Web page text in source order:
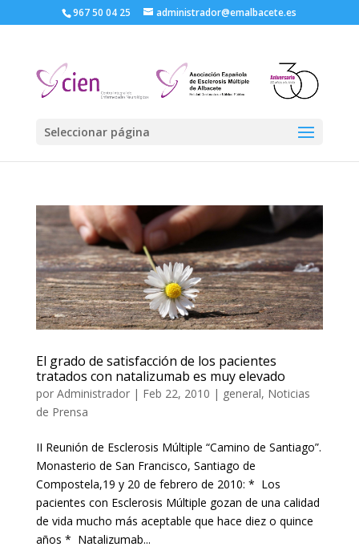
967 50 04 25 administrador@emalbacete.es
Seleccionar página
El grado de satisfacción de los pacientes
tratados con natalizumab es muy elevado
por Administrador| Feb 22, 2010 | general, Noticias
de Prensa
II Reunión de Esclerosis Múltiple “Camino de Santiago”.
Monasterio de San Francisco, Santiago de
Compostela,19 y 20 de febrero de 2010: * Los
pacientes con Esclerosis Múltiple gozan de una calidad
de vida mucho más aceptable que hace diez o quince
años * Natalizumab...